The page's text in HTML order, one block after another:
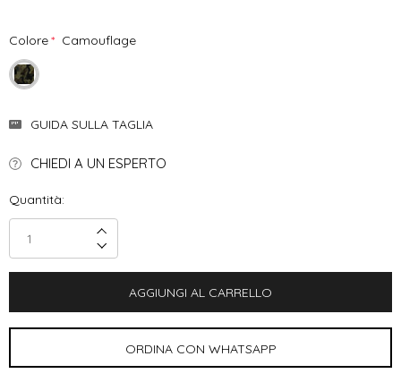
Colore* Camouflage
Attuale:GUIDA SULLA TAGLIA
CHIEDI A UN ESPERTO
Quantità:
Incrementa Quantità: